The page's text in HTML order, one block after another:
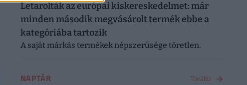
Letarolták az európai kiskereskedelmet: már
minden második megvásárolt termék ebbe a
kategóriába tartozik
A saját márkás termékek népszerűsége töretlen.
NAPTÁR Tovább